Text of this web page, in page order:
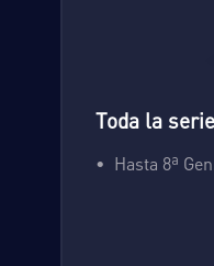
Toda la
Hasta 8ª